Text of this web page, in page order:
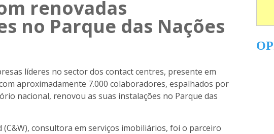
renovadas
no Parque das Nações
líderes no sector dos contact centres, presente em
aproximadamente 7.000 colaboradores, espalhados por
nacional, renovou as suas instalações no Parque das
(C&W), consultora em serviços imobiliários, foi o parceiro